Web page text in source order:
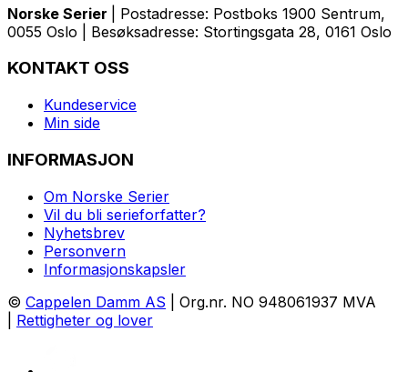
Norske Serier
| Postadresse: Postboks 1900 Sentrum,
0055 Oslo | Besøksadresse: Stortingsgata 28, 0161 Oslo
KONTAKT OSS
Kundeservice
Min side
INFORMASJON
Om Norske Serier
Vil du bli serieforfatter?
Nyhetsbrev
Personvern
Informasjonskapsler
© Cappelen Damm AS | Org.nr. NO 948061937 MVA
Rettigheter og lover